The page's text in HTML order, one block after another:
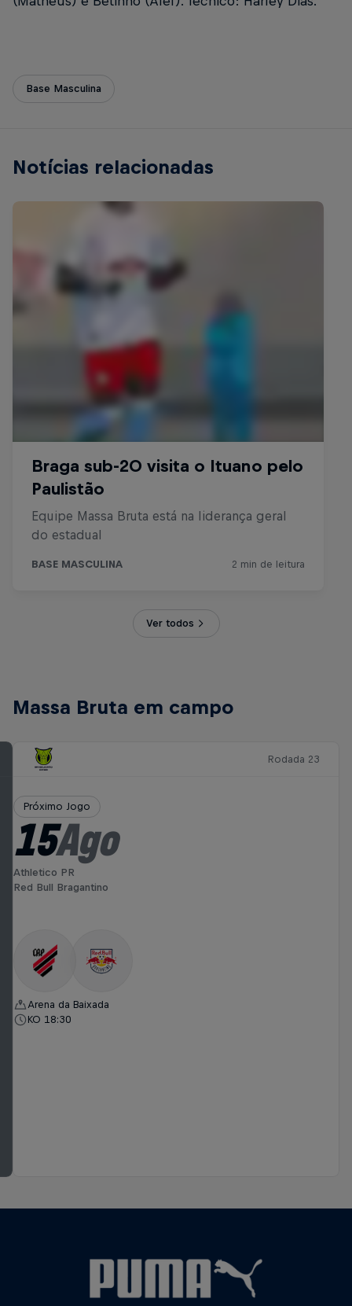
Base Masculina
Notícias relacionadas
Ver todos
Massa Bruta em campo
Rodada 23
Próximo Jogo
15Ago
Athletico PR
Red Bull Bragantino
Arena da Baixada
KO 18:30